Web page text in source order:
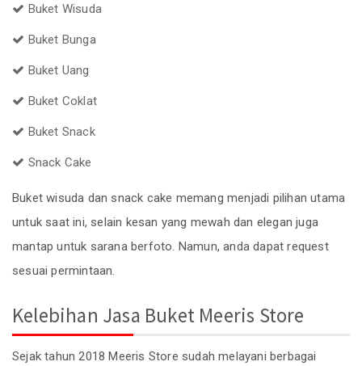
Buket Wisuda
Buket Bunga
Buket Uang
Buket Coklat
Buket Snack
Snack Cake
Buket wisuda dan snack cake memang menjadi pilihan utama
untuk saat ini, selain kesan yang mewah dan elegan juga
mantap untuk sarana berfoto. Namun, anda dapat request
sesuai permintaan.
Kelebihan Jasa Buket Meeris Store
Sejak tahun 2018 Meeris Store sudah melayani berbagai